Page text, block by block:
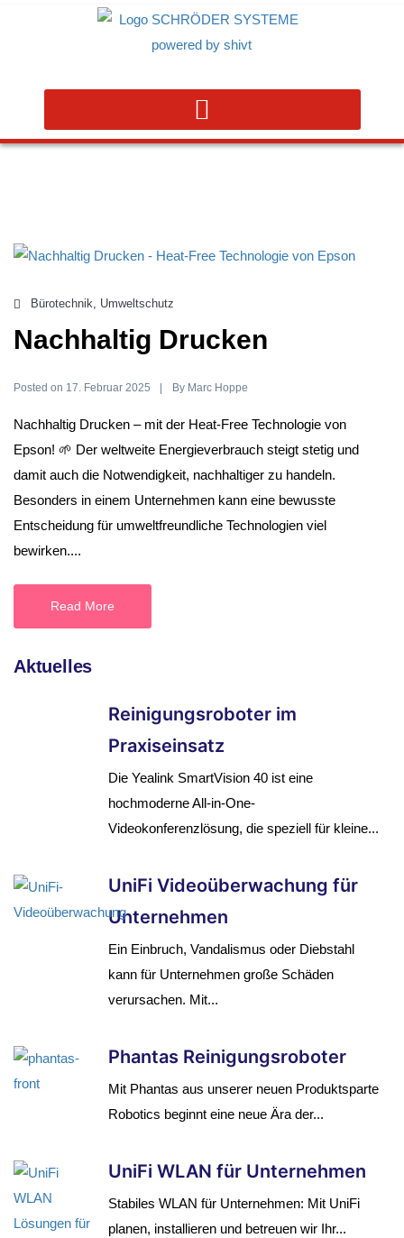
Bürotechnik, Umweltschutz
Nachhaltig Drucken
Posted on 17. Februar 2025 By Marc Hoppe
Nachhaltig Drucken – mit der Heat-Free Technologie von
Epson! 🌱 Der weltweite Energieverbrauch steigt stetig und
damit auch die Notwendigkeit, nachhaltiger zu handeln.
Besonders in einem Unternehmen kann eine bewusste
Entscheidung für umweltfreundliche Technologien viel
bewirken....
Read More
Aktuelles
Reinigungsroboter im
Praxiseinsatz
Die Yealink SmartVision 40 ist eine
hochmoderne All-in-One-
Videokonferenzlösung, die speziell für kleine...
UniFi Videoüberwachung für
Unternehmen
Ein Einbruch, Vandalismus oder Diebstahl
kann für Unternehmen große Schäden
verursachen. Mit...
Phantas Reinigungsroboter
Mit Phantas aus unserer neuen Produktsparte
Robotics beginnt eine neue Ära der...
UniFi WLAN für Unternehmen
Stabiles WLAN für Unternehmen: Mit UniFi
planen, installieren und betreuen wir Ihr...